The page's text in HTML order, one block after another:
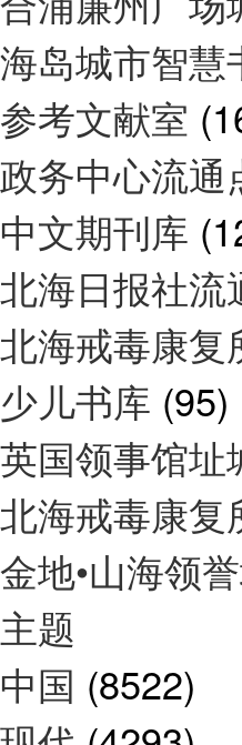
海岛城市智慧
参考文献室
政务中心流通
中文期刊库
北海日报社流
北海戒毒康复
少儿书库 (95)
英国领事馆址
北海戒毒康复
金地•山海领
主题
中国 (8522)